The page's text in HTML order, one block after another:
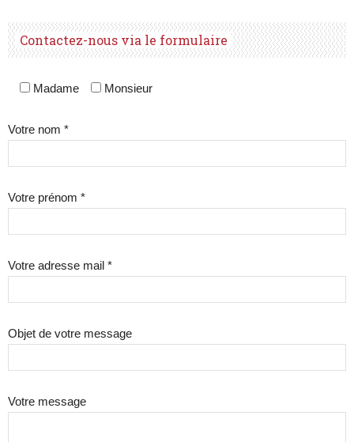
Contactez-nous via le formulaire
Madame Monsieur
Votre nom *
Votre prénom *
Votre adresse mail *
Objet de votre message
Votre message